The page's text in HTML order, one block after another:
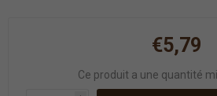
€5,79
Ce produit a une quantité